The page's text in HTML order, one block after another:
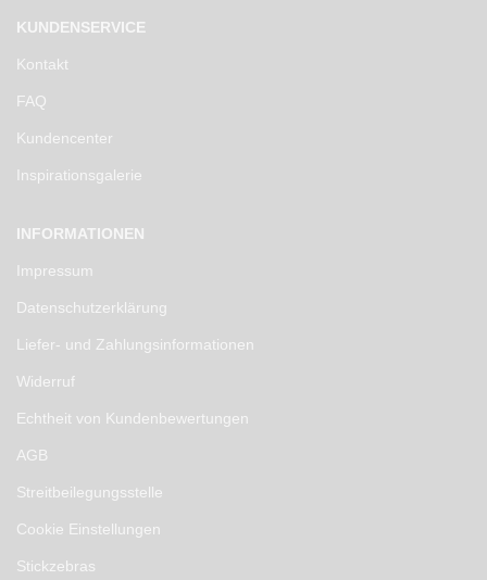
KUNDENSERVICE
Kontakt
FAQ
Kundencenter
Inspirationsgalerie
INFORMATIONEN
Impressum
Datenschutzerklärung
Liefer- und Zahlungsinformationen
Widerruf
Echtheit von Kundenbewertungen
AGB
Streitbeilegungsstelle
Cookie Einstellungen
Stickzebras